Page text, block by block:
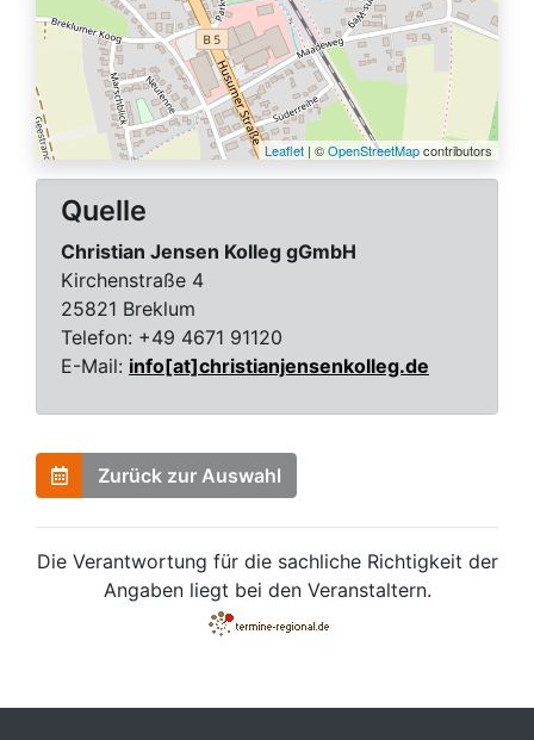
Leaflet | ©OpenStreetMapcontributors
Quelle
Christian Jensen Kolleg gGmbH
Kirchenstraße 4
25821 Breklum
Telefon: +49 4671 91120
E-Mail: info[at]christianjensenkolleg.de
Zurück zur Auswahl
Die Verantwortung für die sachliche Richtigkeit der
Angaben liegt bei den Veranstaltern.